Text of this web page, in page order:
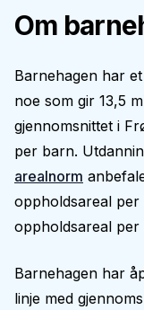
Om
Barnehagen har
noe som gir 13,5
gjennomsnittet i
per barn.
arealnorm
oppholdsareal per
oppholdsareal
Barnehagen har
linje med